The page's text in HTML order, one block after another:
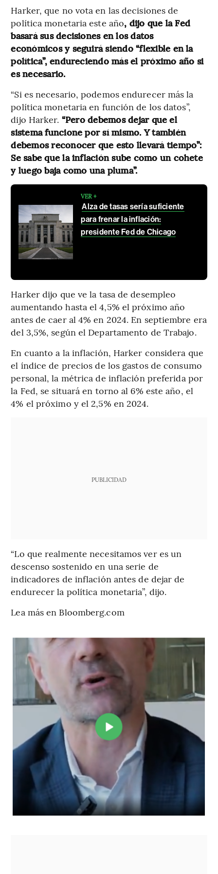
Harker, que no vota en las decisiones de
política monetaria este año, dijo que la Fed
basará sus decisiones en los datos
económicos y seguirá siendo “flexible en la
política”, endureciendo más el próximo año si
es necesario.
“Si es necesario, podemos endurecer más la
política monetaria en función de los datos”,
dijo Harker. “Pero debemos dejar que el
sistema funcione por sí mismo. Y también
debemos reconocer que esto llevará tiempo”:
Se sabe que la inflación sube como un cohete
y luego baja como una pluma”.
VER +
Alza de tasas sería suficiente
para frenar la inflación:
presidente Fed de Chicago
Harker dijo que ve la tasa de desempleo
aumentando hasta el 4,5% el próximo año
antes de caer al 4% en 2024. En septiembre era
del 3,5%, según el Departamento de Trabajo.
En cuanto a la inflación, Harker considera que
el índice de precios de los gastos de consumo
personal, la métrica de inflación preferida por
la Fed, se situará en torno al 6% este año, el
4% el próximo y el 2,5% en 2024.
PUBLICIDAD
“Lo que realmente necesitamos ver es un
descenso sostenido en una serie de
indicadores de inflación antes de dejar de
endurecer la política monetaria”, dijo.
Lea más en Bloomberg.com